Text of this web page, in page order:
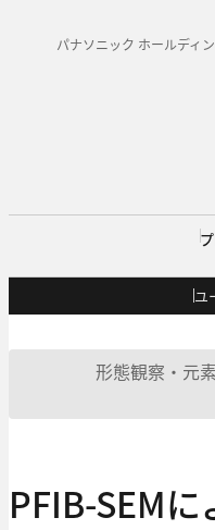
パナソニック ホールディ
ユ
形態観察・元
PFIB-SEM